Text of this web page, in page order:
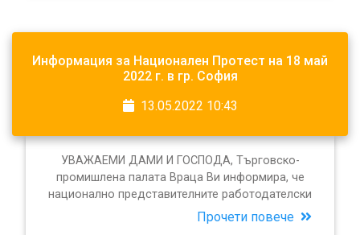
Информация за Национален Протест на 18 май
2022 г. в гр. София
13.05.2022 10:43
УВАЖАЕМИ ДАМИ И ГОСПОДА, Tърговско-
промишлена палата Враца Ви информира, че
национално представителните работодателски
Прочети повече